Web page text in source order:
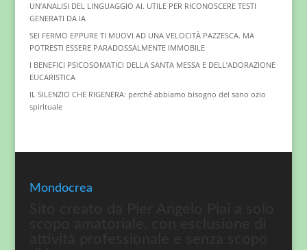
UN’ANALISI DEL LINGUAGGIO AI. UTILE PER RICONOSCERE TESTI
GENERATI DA IA
SEI FERMO EPPURE TI MUOVI AD UNA VELOCITÀ PAZZESCA. MA
POTRESTI ESSERE PARADOSSALMENTE IMMOBILE
I BENEFICI PSICOSOMATICI DELLA SANTA MESSA E DELL’ADORAZIONE
EUCARISTICA
IL SILENZIO CHE RIGENERA: perché abbiamo bisogno del sano ozio
spirituale
Mondocrea